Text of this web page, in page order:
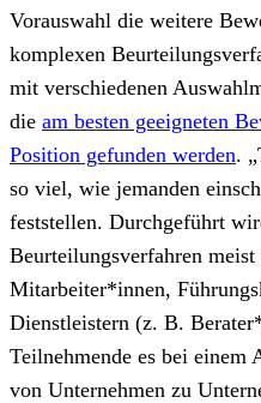
Vorauswahl die weitere
komplexen
mit verschiedenen
die am besten geeigneten
Position gefunden werden.
so viel, wie jemanden
feststellen. Durchgeführt
Beurteilungsverfahren
Mitarbeiter*innen,
Dienstleistern (z. B.
Teilnehmende es bei einem
von Unternehmen zu